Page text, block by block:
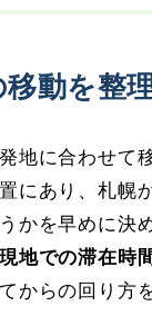
動を整
地に合わせて
にあり、札幌
かを早めに決
地での滞在時
からの回り方